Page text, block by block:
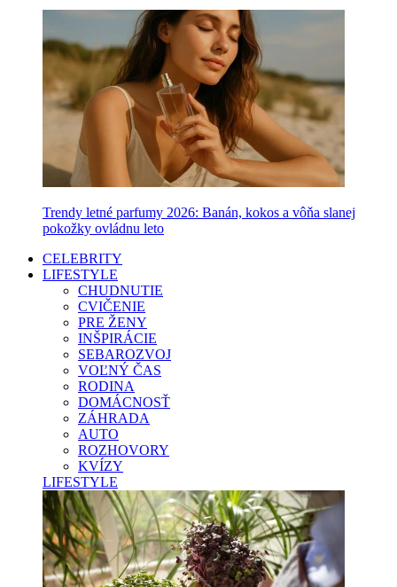
Trendy letné parfumy 2026: Banán, kokos a vôňa slanej
pokožky ovládnu leto
CELEBRITY
LIFESTYLE
CHUDNUTIE
CVIČENIE
PRE ŽENY
INŠPIRÁCIE
SEBAROZVOJ
VOĽNÝ ČAS
RODINA
DOMÁCNOSŤ
ZÁHRADA
AUTO
ROZHOVORY
KVÍZY
LIFESTYLE